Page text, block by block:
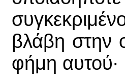
βλάβη στην
φήμη αυτού∙